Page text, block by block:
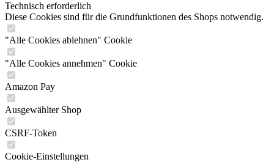
Technisch erforderlich
Diese Cookies sind für die Grundfunktionen des Shops notwendig.
"Alle Cookies ablehnen" Cookie
"Alle Cookies annehmen" Cookie
Amazon Pay
Ausgewählter Shop
CSRF-Token
Cookie-Einstellungen